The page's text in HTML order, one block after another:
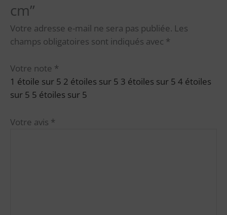
cm”
Votre adresse e-mail ne sera pas publiée. Les
champs obligatoires sont indiqués avec *
Votre note *
1 étoile sur 5 2 étoiles sur 5 3 étoiles sur 5 4 étoiles
sur 5 5 étoiles sur 5
Votre avis *